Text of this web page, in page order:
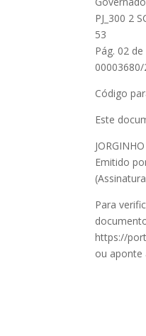
PJ_300 2
53
Pág. 02
Código
Este
Emitido
Para
https://
ou aponte